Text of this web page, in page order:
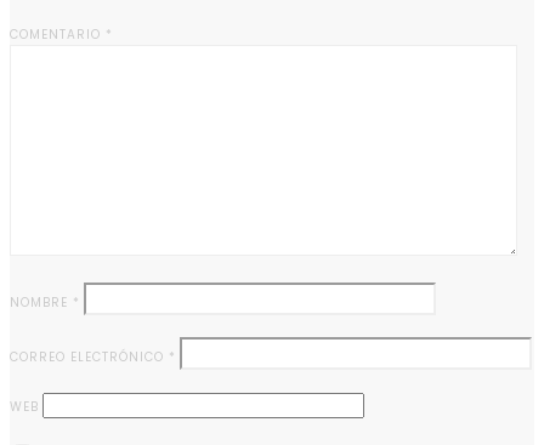
COMENTARIO *
NOMBRE *
CORREO ELECTRÓNICO *
WEB